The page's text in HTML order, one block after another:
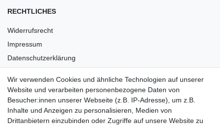
RECHTLICHES
Widerrufsrecht
Impressum
Datenschutzerklärung
Barrierefreiheit
Anleitungen
Wir verwenden Cookies und ähnliche Technologien auf unserer
Website und verarbeiten personenbezogene Daten von
Besucher:innen unserer Webseite (z.B. IP-Adresse), um z.B.
Inhalte und Anzeigen zu personalisieren, Medien von
Drittanbietern einzubinden oder Zugriffe auf unsere Website zu